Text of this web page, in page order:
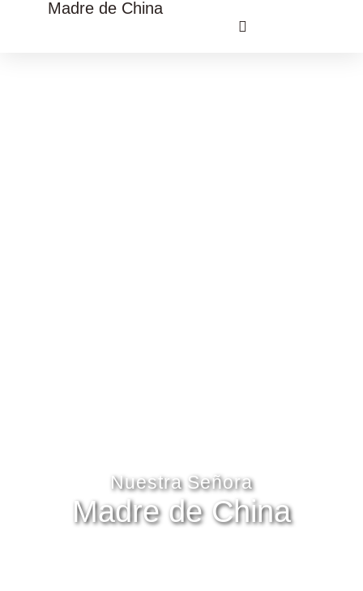
Madre de China
Nuestra Señora
Madre de China